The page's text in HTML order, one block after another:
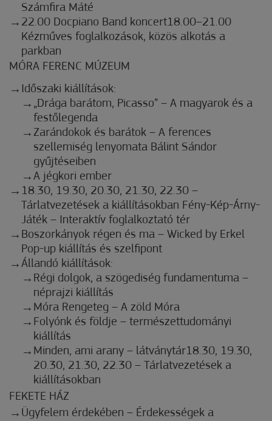
Számfira Máté
22.00 Docpiano Band koncert18.00–21.00
Kézműves foglalkozások, közös alkotás a
parkban
MÓRA FERENC MÚZEUM
Időszaki kiállítások:
„Drága barátom, Picasso” – A magyarok és a
festőlegenda
Zarándokok és barátok – A ferences
szellemiség lenyomata Bálint Sándor
gyűjtéseiben
A jégkori ember
18.30, 19.30, 20.30, 21.30, 22.30 –
Tárlatvezetések a kiállításokban Fény-Kép-Árny-
Játék – Interaktív foglalkoztató tér
Boszorkányok régen és ma – Wicked by Erkel
Pop-up kiállítás és szelfipont
Állandó kiállítások:
Régi dolgok, a szögediség fundamentuma –
néprajzi kiállítás
Móra Rengeteg – A zöld Móra
Folyónk és földje – természettudományi
kiállítás
Minden, ami arany – látványtár18.30, 19.30,
20.30, 21.30, 22.30 – Tárlatvezetések a
kiállításokban
FEKETE HÁZ
Ügyfelem érdekében – Érdekességek a